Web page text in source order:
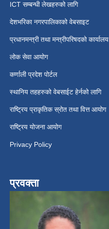
ICT सम्बन्धी लेखहरुको लागि
देशभरिका नगरपालिकाको वेबसाइट
प्रधानमन्त्री तथा मन्त्रीपरिषदको कार्यालय
लोक सेवा आयोग
कर्णाली प्रदेश पोर्टल
स्थानिय तहहरुको वेबसाईट हेर्नको लागि
राष्ट्रिय प्राकृतिक स्रोत तथा वित्त आयोग
राष्ट्रिय योजना आयोग
Privacy Policy
प्रवक्ता